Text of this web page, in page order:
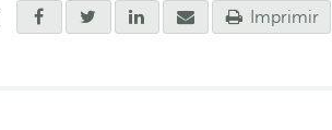
Imprimir